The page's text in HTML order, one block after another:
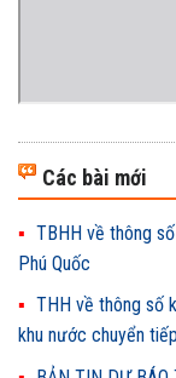
Các bài mới
TBHH về thông
Phú Quốc
THH về thông số
khu nước chuyển